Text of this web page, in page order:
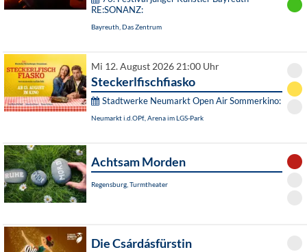
RE:SONANZ:
Bayreuth, Das Zentrum
Mi 12. August 2026 21:00 Uhr
Steckerlfischfiasko
Stadtwerke Neumarkt Open Air Sommerkino:
Neumarkt i.d.OPf., Arena im LGS-Park
Achtsam Morden
Regensburg, Turmtheater
Die Csárdásfürstin